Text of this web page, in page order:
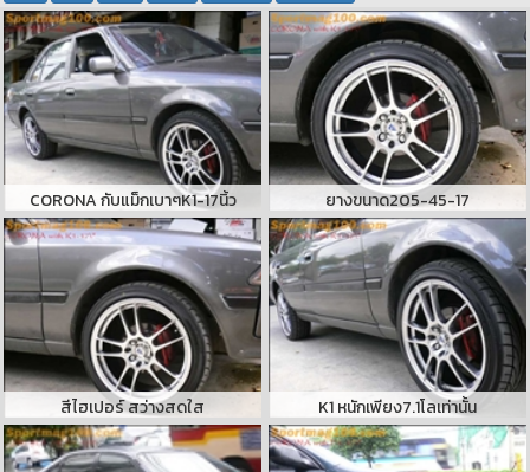
CORONA กับแม็กเบาๆK1-17นิ้ว ยางขนาด205-45-17
สีไฮเปอร์ สว่างสดใส K1 หนักเพียง7.1โลเท่านั้น